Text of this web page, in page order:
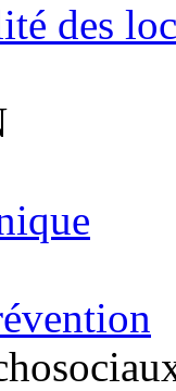
des